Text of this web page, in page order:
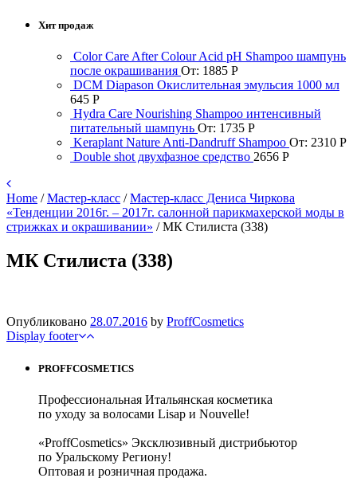
Хит продаж
Color Care After Colour Acid pH Shampoo шампунь
после окрашивания От: 1885 Р
DCM Diapason Окислительная эмульсия 1000 мл
645 Р
Hydra Care Nourishing Shampoo интенсивный
питательный шампунь От: 1735 Р
Keraplant Nature Anti-Dandruff Shampoo От: 2310 Р
Double shot двухфазное средство 2656 Р
Home /Мастер-класс /Мастер-класс Дениса Чиркова
«Тенденции 2016г. – 2017г. салонной парикмахерской моды в
стрижках и окрашивании» /МК Стилиста (338)
МК Стилиста (338)
Опубликовано 28.07.2016 by ProffCosmetics
Display footer
PROFFCOSMETICS
Профессиональная Итальянская косметика
по уходу за волосами Lisap и Nouvelle!
«ProffCosmetics» Эксклюзивный дистрибьютор
по Уральскому Региону!
Оптовая и розничная продажа.